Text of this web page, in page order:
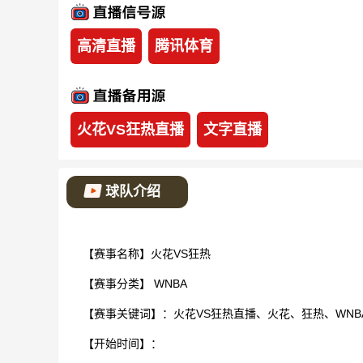
高清直播 腾讯体育
火花VS狂热直播 文字直播
球队介绍
【赛事名称】火花VS狂热
【赛事分类】 WNBA
【赛事关键词】：火花VS狂热直播、火花、狂热、
【开始时间】：